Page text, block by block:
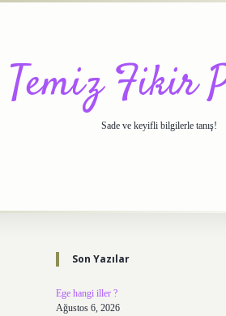
Temiz Fikir
Sade ve keyifli bilgilerle tanış!
Sidebar
Son Yazılar
Ege hangi iller ?
Ağustos 6, 2026